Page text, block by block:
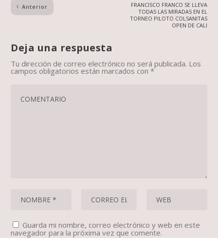
Anterior
FRANCISCO FRANCO SE LLEVA
TODAS LAS MIRADAS EN EL
TORNEO PILOTO COLSANITAS
OPEN DE CALI
Deja una respuesta
Tu dirección de correo electrónico no será publicada. Los
campos obligatorios están marcados con*
Guarda mi nombre, correo electrónico y web en este
navegador para la próxima vez que comente.